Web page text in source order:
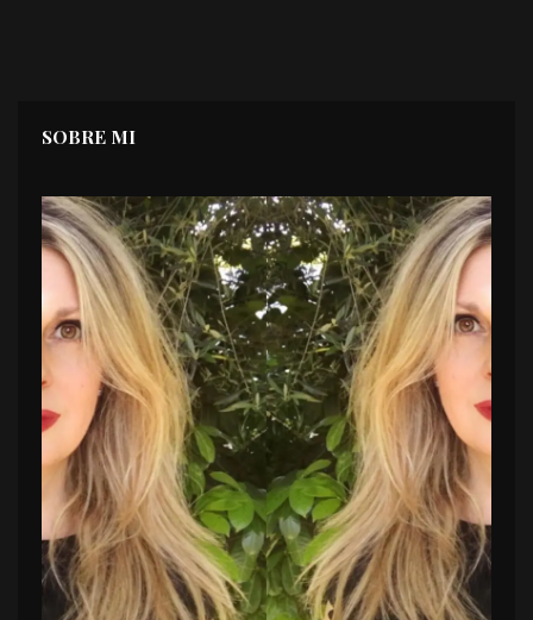
SOBRE MI